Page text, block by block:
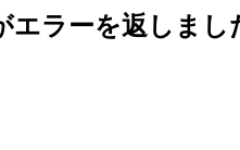
ラーを返しまし